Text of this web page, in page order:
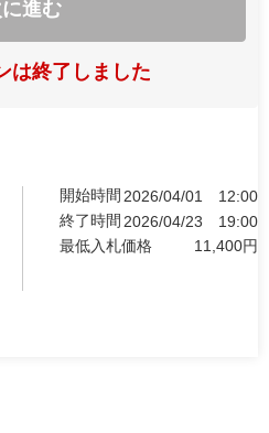
進む
は終了しました
開始時間 2026/04/01
12:00
終了時間 2026/04/23
19:00
最低入札価格
11,400円